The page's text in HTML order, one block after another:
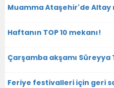
Muamma Ataşehir'de Altay
Haftanın TOP 10 mekanı!
Çarşamba akşamı
Feriye festivalleri için geri